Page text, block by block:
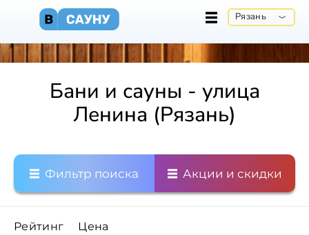
Рязань
Бани и сауны - улица
Ленина (Рязань)
Фильтр поиска Акции и скидки
Рейтинг Цена